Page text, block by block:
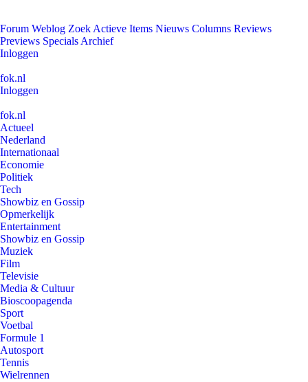
Forum Weblog Zoek Actieve Items Nieuws Columns Reviews
Previews Specials Archief
Inloggen
fok.nl
Inloggen
fok.nl
Actueel
Nederland
Internationaal
Economie
Politiek
Tech
Showbiz en Gossip
Opmerkelijk
Entertainment
Showbiz en Gossip
Muziek
Film
Televisie
Media & Cultuur
Bioscoopagenda
Sport
Voetbal
Formule 1
Autosport
Tennis
Wielrennen